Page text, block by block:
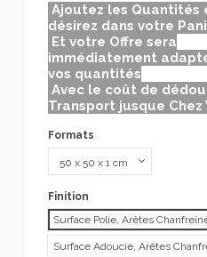
Ajoutez les Quantités
désirez dans votre
Et votre Offre sera
immédiatement
vos quantités
Avec le coût de
Transport jusque Chez
Formats
Finition
Surface Polie, Arêtes
Surface Adoucie, Arêtes